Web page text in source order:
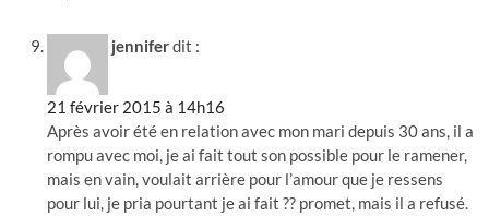
jenniferdit :
21 février 2015 à 14h16
Après avoir été en relation avec mon mari depuis 30 ans, il a
rompu avec moi, je ai fait tout son possible pour le ramener,
mais en vain, voulait arrière pour l’amour que je ressens
pour lui, je pria pourtant je ai fait ?? promet, mais il a refusé.